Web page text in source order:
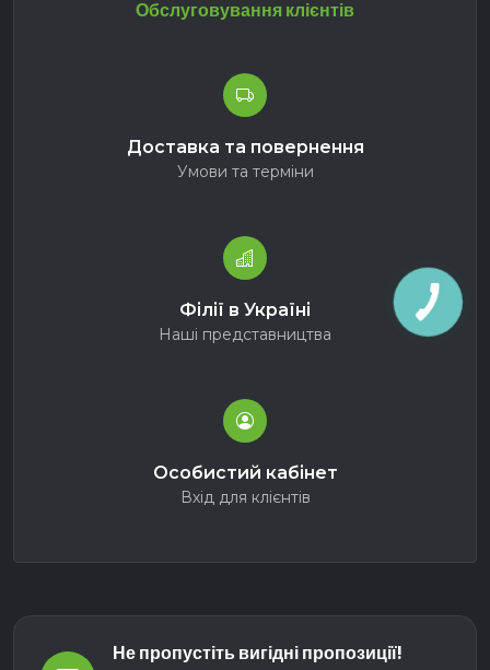
Обслуговування клієнтів
Доставка та повернення
Умови та терміни
Філії в Україні
Наші представництва
Особистий кабінет
Вхід для клієнтів
Не пропустіть вигідні пропозиції!